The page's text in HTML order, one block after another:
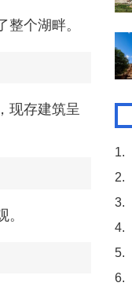
个湖畔。
现存建筑呈
1.
2.
3.
4.
5.
6.